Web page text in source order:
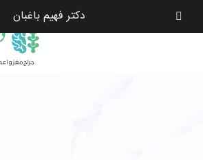
دکتر فهیم باغبان